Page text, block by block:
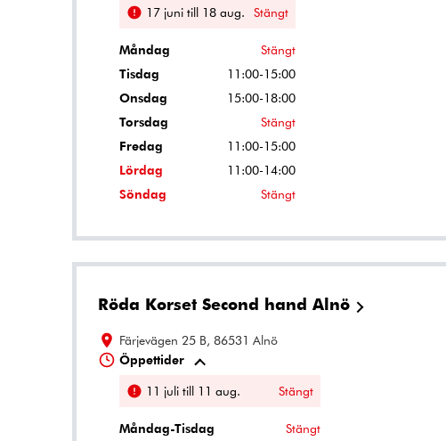
17 juni till 18 aug. Stängt
Måndag
Stängt
Tisdag
11:00-15:00
Onsdag
15:00-18:00
Torsdag
Stängt
Fredag
11:00-15:00
Lördag
11:00-14:00
Söndag
Stängt
Röda Korset Second hand Alnö
Färjevägen 25 B, 86531 Alnö
Öppettider
11 juli till 11 aug.
Stängt
Måndag-Tisdag Stängt